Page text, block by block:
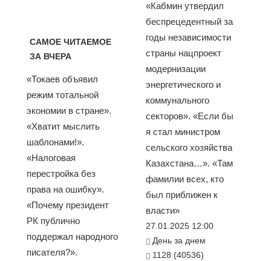
САМОЕ ЧИТАЕМОЕ
ЗА ВЧЕРА
«Токаев объявил
режим тотальной
экономии в стране».
«Хватит мыслить
шаблонами!».
«Налоговая
перестройка без
права на ошибку».
«Почему президент
РК публично
поддержал народного
писателя?».
«Кабмин утвердил
беспрецедентный за
годы независимости
страны нацпроект
модернизации
энергетического и
коммунального
секторов». «Если бы
я стал министром
сельского хозяйства
Казахстана…». «Там
фамилии всех, кто
был приближен к
власти»
27.01.2025 12:00
День за днем
1128 (40536)